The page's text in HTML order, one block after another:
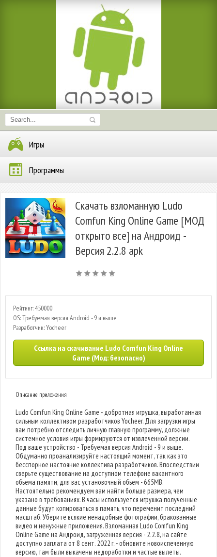
Игры
Программы
Скачать взломанную Ludo
Comfun King Online Game [МОД
открыто все] на Андроид -
Версия 2.2.8 apk
Рейтинг: 450000
OS: Требуемая версия Android - 9 и выше
Разработчик: Yocheer
Ссылка на скачивание Ludo Comfun King Online
Game (Мод: безопасно)
Описание приложения
Ludo Comfun King Online Game - добротная игрушка, выработанная
сильным коллективом разработчиков Yocheer. Для загрузки игры
вам потребно отследить личную главную программу, должные
системное условия игры формируются от извлеченной версии.
Под ваше устройство - Требуемая версия Android - 9 и выше.
Обдуманно проанализируйте настоящий момент, так как это
бесспорное настояние коллектива разработчиков. Впоследствии
сверьте существование на доступном телефоне вакантного
объема памяти, для вас установочный объем - 665MB.
Настоятельно рекомендуем вам найти больше размера, чем
указано в требованиях. В часы используется игрушка полученные
данные будут копироваться в память, что переменит последний
масштаб. Уберите всякие ненадобные фотографии, бракованные
видео и ненужные приложения. Взломанная Ludo Comfun King
Online Game на Андроид, загруженная версия - 2.2.8, на сайте
доступно заплата от 8 сент. 2022 г. - обновите новоиспеченную
версию, там были выкачены недоработки и частые вылеты.